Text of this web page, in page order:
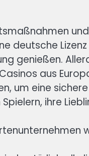
deutsche
genießen.
aus
um eine
ihre